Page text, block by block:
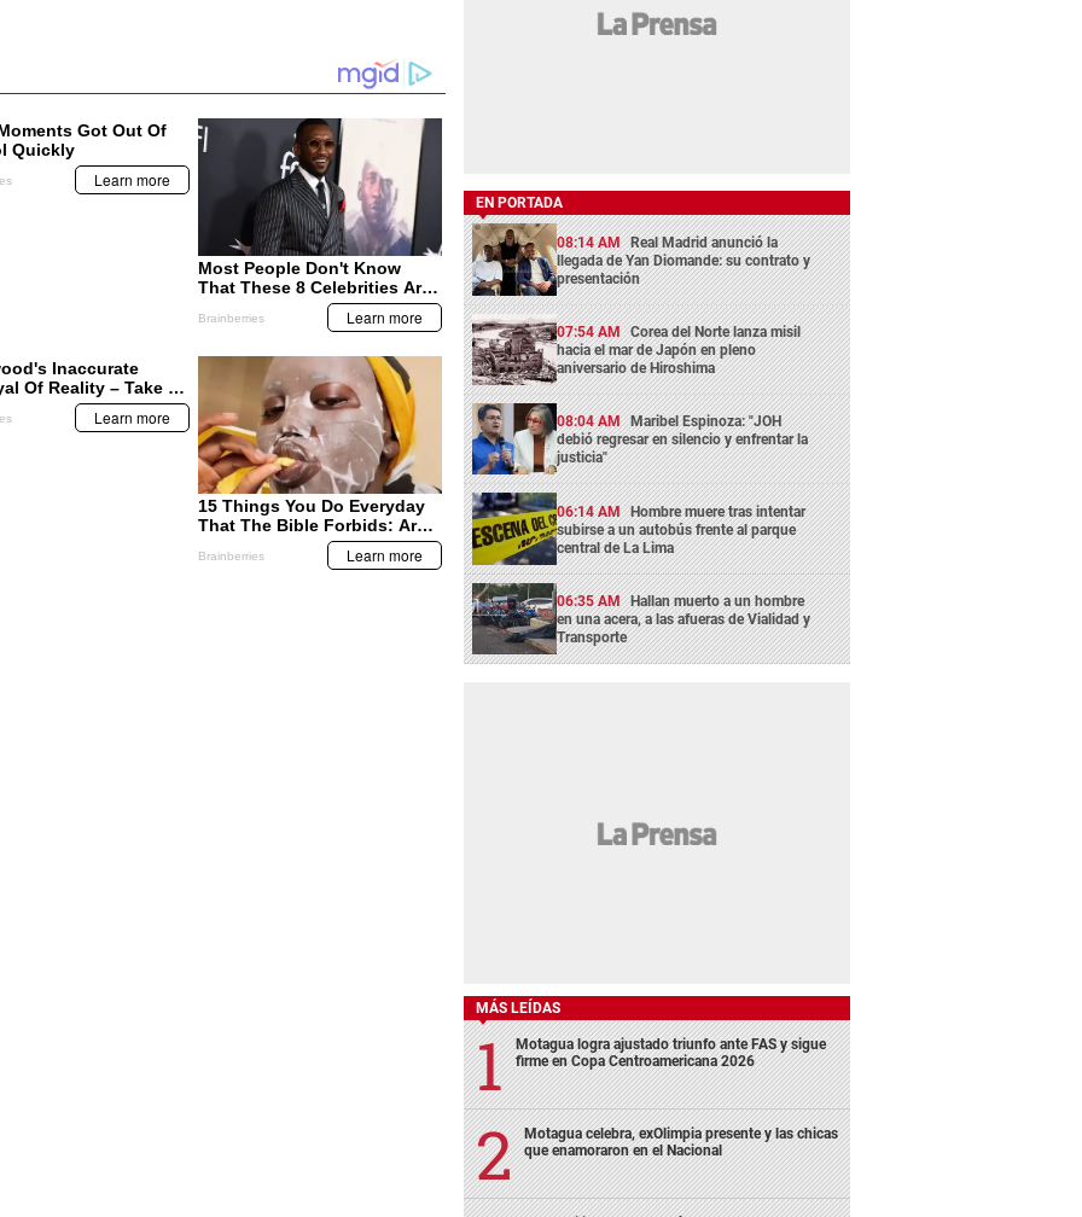
EN PORTADA
08:14 AM Real Madrid anunció la
llegada de Yan Diomande: su contrato y
presentación
07:54 AM Corea del Norte lanza misil
hacia el mar de Japón en pleno
aniversario de Hiroshima
08:04 AM Maribel Espinoza: "JOH
debió regresar en silencio y enfrentar la
justicia"
06:14 AM Hombre muere tras intentar
subirse a un autobús frente al parque
central de La Lima
06:35 AM Hallan muerto a un hombre
en una acera, a las afueras de Vialidad y
Transporte
MÁS LEÍDAS
Motagua logra ajustado triunfo ante FAS y sigue
firme en Copa Centroamericana 2026
Motagua celebra, exOlimpia presente y las chicas
que enamoraron en el Nacional